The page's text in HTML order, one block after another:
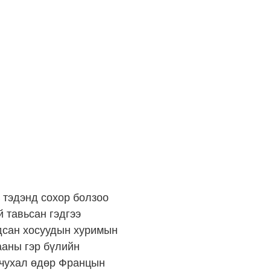
сохор болзоо
гэдгээ
хосуудын хуримын
гэр бүлийн
өдөр Францын